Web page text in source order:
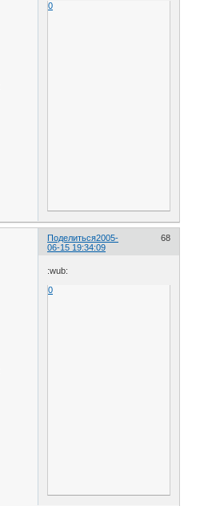
0
Поделиться 68
2005-
06-15 19:34:09
:wub:
0